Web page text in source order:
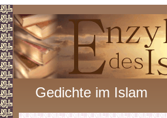
Gedichte im Islam